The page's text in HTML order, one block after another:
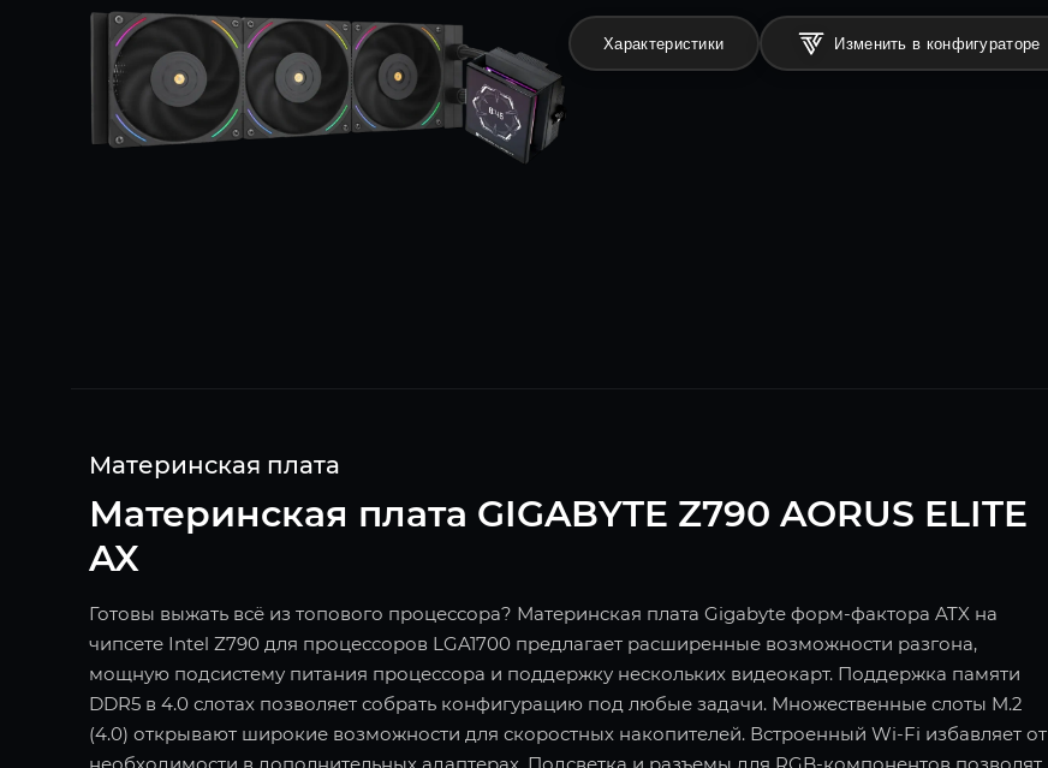
Характеристики Изменить в конфигураторе
Материнская плата
Материнская плата GIGABYTE Z790 AORUS ELITE
AX
Готовы выжать всё из топового процессора? Материнская плата Gigabyte форм-фактора ATX на
чипсете Intel Z790 для процессоров LGA1700 предлагает расширенные возможности разгона,
мощную подсистему питания процессора и поддержку нескольких видеокарт. Поддержка памяти
DDR5 в 4.0 слотах позволяет собрать конфигурацию под любые задачи. Множественные слоты M.2
(4.0) открывают широкие возможности для скоростных накопителей. Встроенный Wi-Fi избавляет от